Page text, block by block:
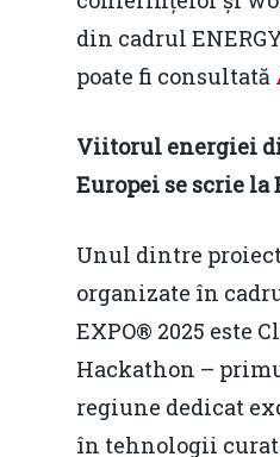
din cadrul
poate fi consultată
Viitorul energiei
Europei se scrie la
Unul dintre
organizate în
EXPO® 2025 este
Hackathon –
regiune dedicat
în tehnologii